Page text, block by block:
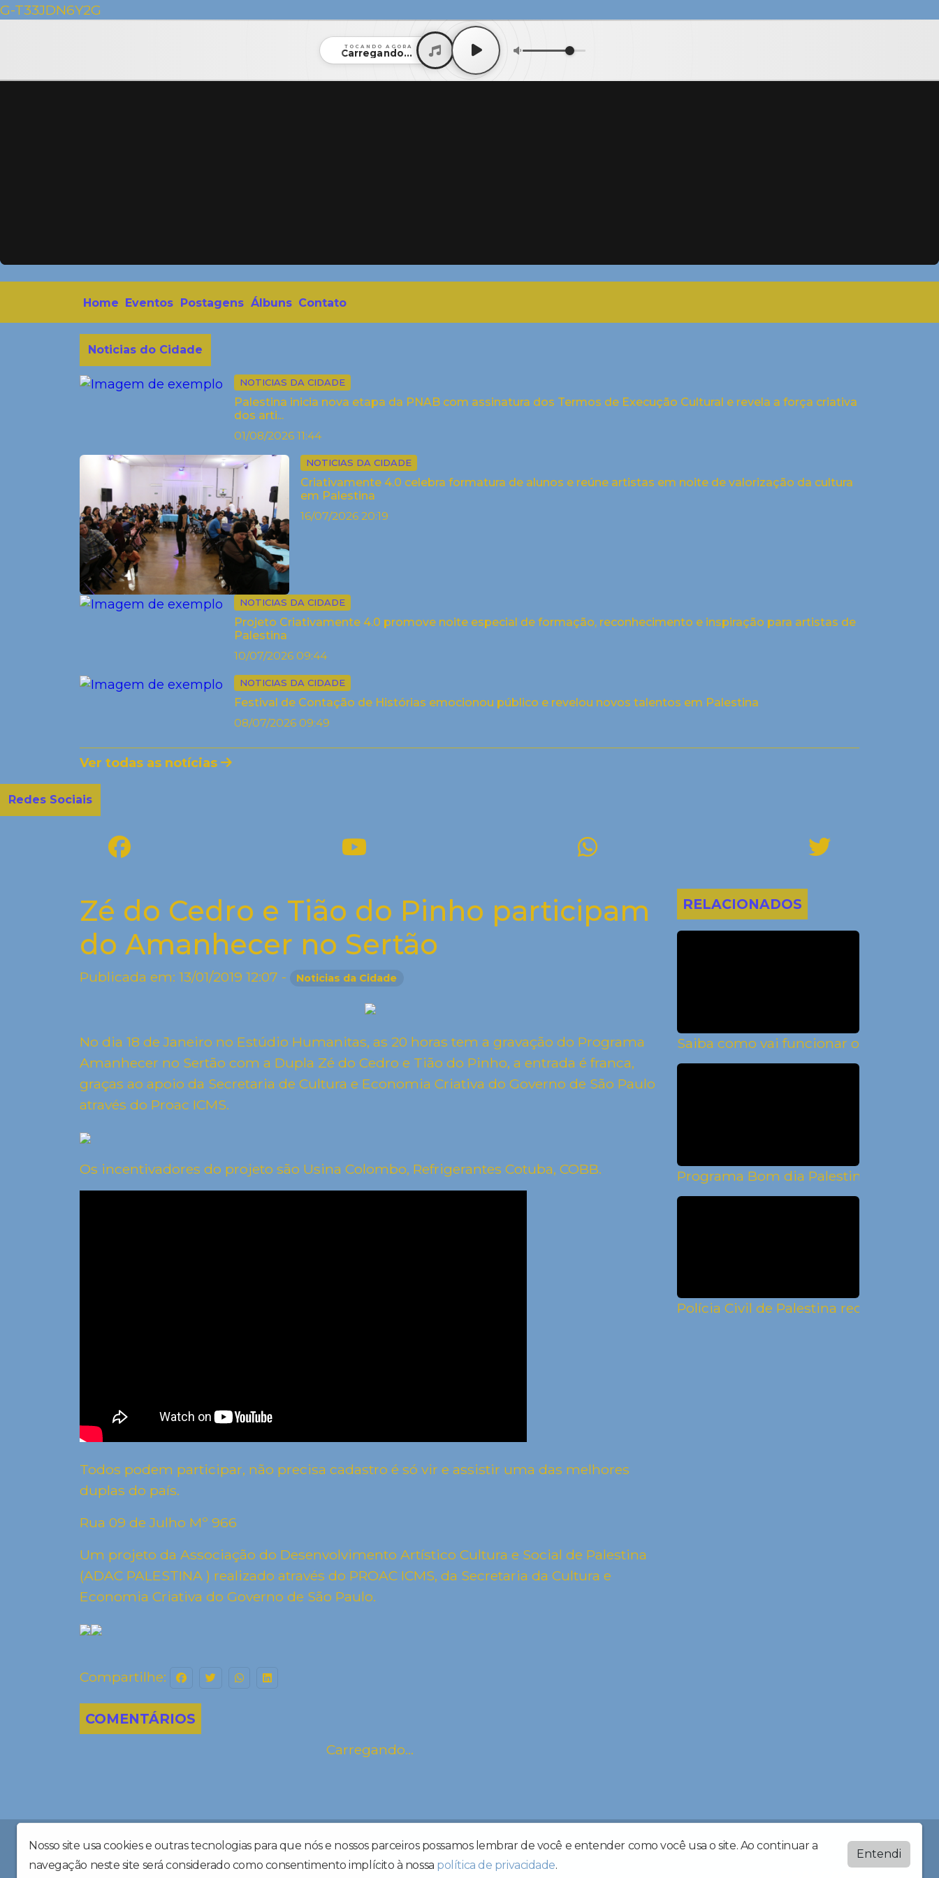
G-T33JDN6Y2G
TOCANDO AGORA
Carregando...
Home Eventos Postagens Álbuns Contato
Noticias do Cidade
NOTICIAS DA CIDADE
Palestina inicia nova etapa da PNAB com assinatura dos Termos de Execução Cultural e revela a força criativa
dos arti...
01/08/2026 11:44
NOTICIAS DA CIDADE
Criativamente 4.0 celebra formatura de alunos e reúne artistas em noite de valorização da cultura
em Palestina
16/07/2026 20:19
NOTICIAS DA CIDADE
Projeto Criativamente 4.0 promove noite especial de formação, reconhecimento e inspiração para artistas de
Palestina
10/07/2026 09:44
NOTICIAS DA CIDADE
Festival de Contação de Histórias emocionou público e revelou novos talentos em Palestina
08/07/2026 09:49
Ver todas as notícias
Redes Sociais
Zé do Cedro e Tião do Pinho participam
do Amanhecer no Sertão
Publicada em: 13/01/2019 12:07 - Noticias da Cidade
No dia 18 de Janeiro no Estúdio Humanitas, as 20 horas tem a gravação do Programa
Amanhecer no Sertão com a Dupla Zé do Cedro e Tião do Pinho, a entrada é franca,
graças ao apoio da Secretaria de Cultura e Economia Criativa do Governo de São Paulo
através do Proac ICMS.
Os incentivadores do projeto são Usina Colombo, Refrigerantes Cotuba, COBB.
Todos podem participar, não precisa cadastro é só vir e assistir uma das melhores
duplas do país.
Rua 09 de Julho Mº 966
Um projeto da Associação do Desenvolvimento Artístico Cultura e Social de Palestina
(ADAC PALESTINA ) realizado através do PROAC ICMS, da Secretaria da Cultura e
Economia Criativa do Governo de São Paulo.
Compartilhe:
COMENTÁRIOS
Carregando...
RELACIONADOS
Saiba como vai funcionar o
Programa Bom dia Palestina sorteia
Polícia Civil de Palestina recupera
Nosso site usa cookies e outras tecnologias para que nós e nossos parceiros possamos lembrar de você e entender como você usa o site. Ao continuar a
navegação neste site será considerado como consentimento implícito à nossa política de privacidade.
Entendi
Radio Poléia, radio Palestina, Hadailton Teixeira, Palestina SP,